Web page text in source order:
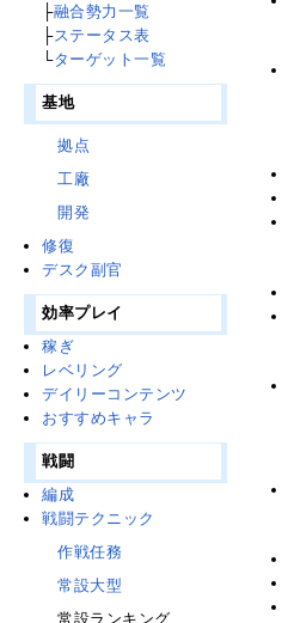
├融合勢力一覧
├ステータス表
└ターゲット一覧
基地
拠点
工廠
開発
修復
デスク副官
効率プレイ
稼ぎ
レベリング
デイリーコンテンツ
おすすめキャラ
戦闘
編成
戦闘テクニック
作戦任務
常設大型
常設ランキング